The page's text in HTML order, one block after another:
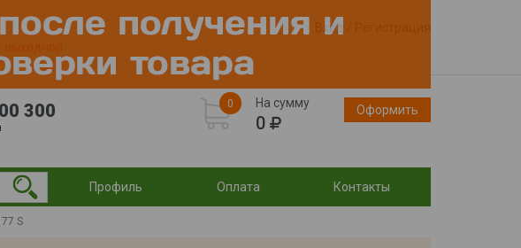
Вход
300 0 На сумму
0
Оформить
Профиль Оплата Контакты
S